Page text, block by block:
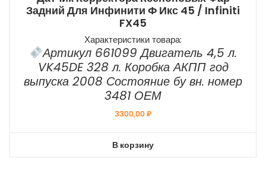
Задний Для Инфинити Ф Икс 45 / Infiniti
FX45
Характеристики товара:
Артикул 661099 Двигатель 4,5 л.
VK45DE 328 л. Коробка АКПП год
выпуска 2008 Состояние бу вн. номер
3481 ОЕМ
3300,00₽
В корзину